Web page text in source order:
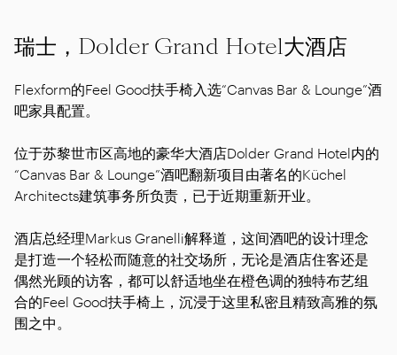
瑞士，Dolder Grand Hotel大酒店
Flexform的Feel Good扶手椅入选“Canvas Bar & Lounge”酒
吧家具配置。
位于苏黎世市区高地的豪华大酒店Dolder Grand Hotel内的
“Canvas Bar & Lounge”酒吧翻新项目由著名的Küchel
Architects建筑事务所负责，已于近期重新开业。
酒店总经理Markus Granelli解释道，这间酒吧的设计理念
是打造一个轻松而随意的社交场所，无论是酒店住客还是
偶然光顾的访客，都可以舒适地坐在橙色调的独特布艺组
合的Feel Good扶手椅上，沉浸于这里私密且精致高雅的氛
围之中。